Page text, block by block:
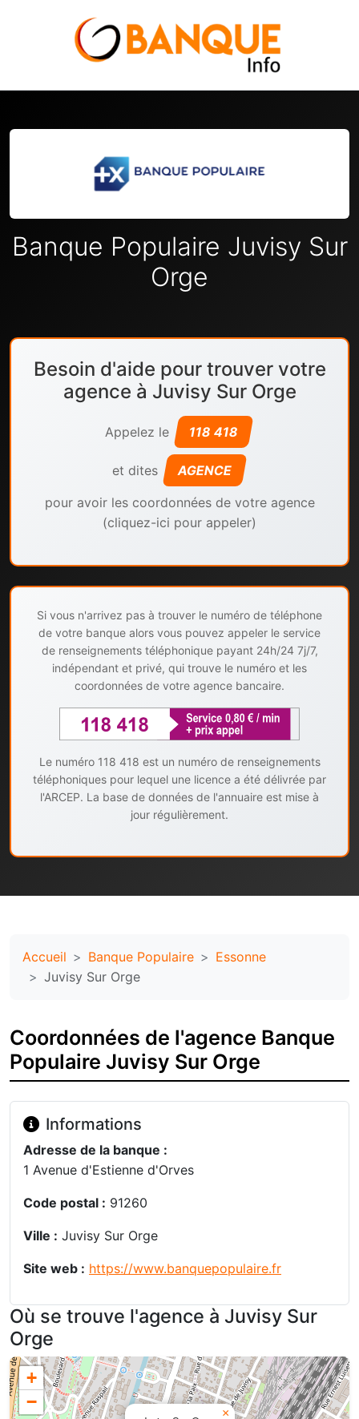
Banque Populaire Juvisy Sur
Orge
Besoin d'aide pour trouver votre
agence à Juvisy Sur Orge
Appelez le 118 418
et dites AGENCE
pour avoir les coordonnées de votre agence
(cliquez-ici pour appeler)
Si vous n'arrivez pas à trouver le numéro de téléphone
de votre banque alors vous pouvez appeler le service
de renseignements téléphonique payant 24h/24 7j/7,
indépendant et privé, qui trouve le numéro et les
coordonnées de votre agence bancaire.
Le numéro 118 418 est un numéro de renseignements
téléphoniques pour lequel une licence a été délivrée par
l'ARCEP. La base de données de l'annuaire est mise à
jour régulièrement.
Accueil Banque Populaire
Essonne
Juvisy Sur Orge
Coordonnées de l'agence Banque
Populaire Juvisy Sur Orge
Informations
Adresse de la banque :
1 Avenue d'Estienne d'Orves
Code postal : 91260
Ville : Juvisy Sur Orge
Site web : https://www.banquepopulaire.fr
Où se trouve l'agence à Juvisy Sur
Orge
×
+
−